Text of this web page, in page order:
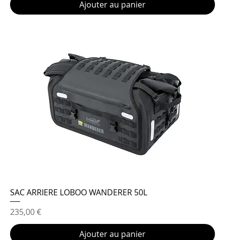
Ajouter au panier
SAC ARRIERE LOBOO WANDERER 50L
Prix
235,00 €
Ajouter au panier